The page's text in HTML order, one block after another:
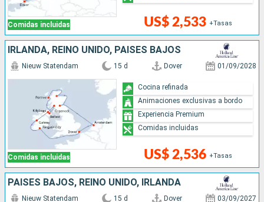
Comidas incluidas US$ 2,533 +Tasas
IRLANDA, REINO UNIDO, PAISES BAJOS
Comidas incluidas
Nieuw Statendam 15 d Dover 01/09/2028
US$ 2,536 +Tasas
Cocina refinada
Animaciones exclusivas a bordo
Experiencia Premium
Comidas incluidas
PAISES BAJOS, REINO UNIDO, IRLANDA
Nieuw Statendam 15 d Dover 03/09/2027